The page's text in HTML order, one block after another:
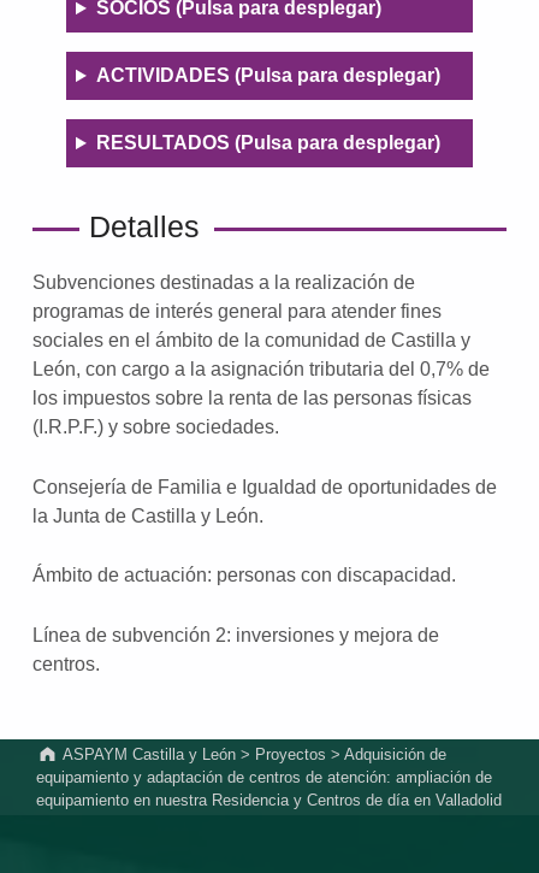
SOCIOS (Pulsa para desplegar)
ACTIVIDADES (Pulsa para desplegar)
RESULTADOS (Pulsa para desplegar)
Detalles
Subvenciones destinadas a la realización de
programas de interés general para atender fines
sociales en el ámbito de la comunidad de Castilla y
León, con cargo a la asignación tributaria del 0,7% de
los impuestos sobre la renta de las personas físicas
(I.R.P.F.) y sobre sociedades.
Consejería de Familia e Igualdad de oportunidades de
la Junta de Castilla y León.
Ámbito de actuación: personas con discapacidad.
Línea de subvención 2: inversiones y mejora de
centros.
ASPAYM Castilla y León > Proyectos >Adquisición de
equipamiento y adaptación de centros de atención: ampliación de
equipamiento en nuestra Residencia y Centros de día en Valladolid